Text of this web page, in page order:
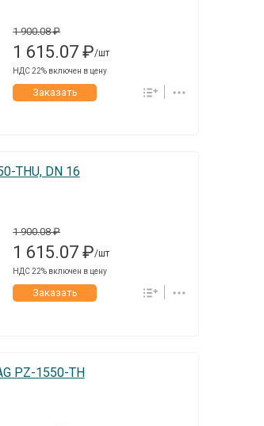
1 900.08 ₽
1 615.07 ₽/шт
НДС 22% включен в цену
Заказать
THU, DN 16
1 900.08 ₽
1 615.07 ₽/шт
НДС 22% включен в цену
Заказать
PZ-1550-TH